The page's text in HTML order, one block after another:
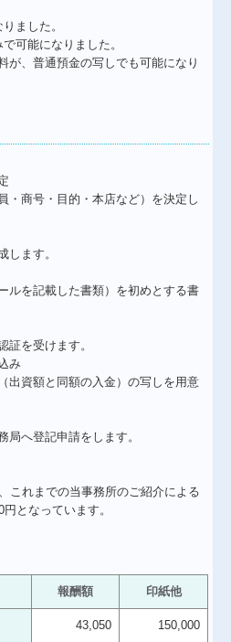
ました。
可能になりました。
が、普通預金の写しでも可能になり
・商号・目的・本店など）を決定し
します。
ルを記載した書類）を初めとする書
証を受けます。
み
出資額と同額の入金）の写しを用意
局へ登記申請をします。
これまでの当事務所のご紹介による
となっています。
報酬額 印紙他
43,050 150,000